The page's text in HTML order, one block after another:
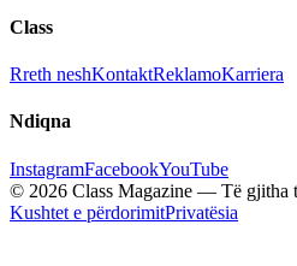
Class
Rreth neshKontaktReklamoKarriera
Ndiqna
InstagramFacebookYouTube
© 2026 Class Magazine — Të gjitha
Kushtet e përdorimitPrivatësia